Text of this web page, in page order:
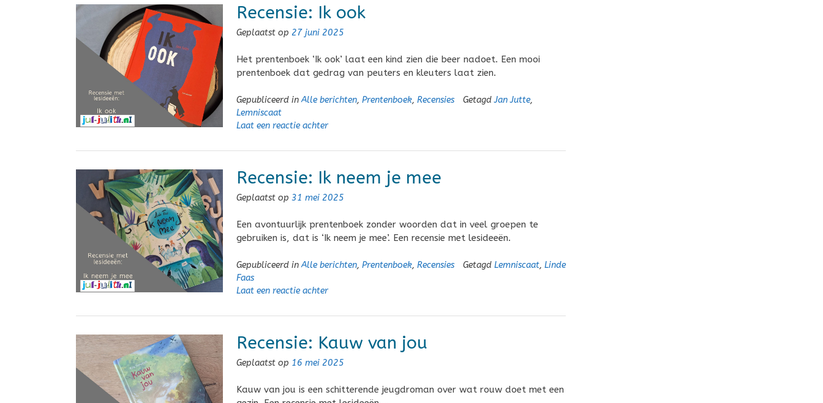
Recensie: Ik ook
Geplaatst op 27 juni 2025
Het prentenboek ‘Ik ook’ laat een kind zien die beer nadoet. Een mooi
prentenboek dat gedrag van peuters en kleuters laat zien.
Gepubliceerd inAlle berichten, Prentenboek, Recensies GetagdJan Jutte,
Lemniscaat
Laat een reactie achter
Recensie: Ik neem je mee
Geplaatst op 31 mei 2025
Een avontuurlijk prentenboek zonder woorden dat in veel groepen te
gebruiken is, dat is ‘Ik neem je mee’. Een recensie met lesideeën.
Gepubliceerd inAlle berichten, Prentenboek, Recensies Getagd Lemniscaat, Linde
Faas
Laat een reactie achter
Recensie: Kauw van jou
Geplaatst op 16 mei 2025
Kauw van jou is een schitterende jeugdroman over wat rouw doet met een